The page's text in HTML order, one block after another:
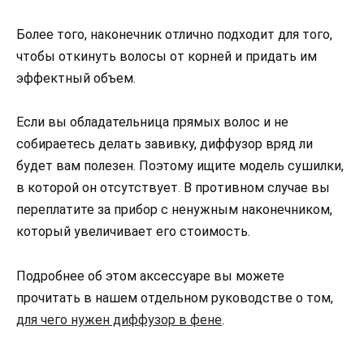
Более того, наконечник отлично подходит для того,
чтобы откинуть волосы от корней и придать им
эффектный объем.
Если вы обладательница прямых волос и не
собираетесь делать завивку, диффузор вряд ли
будет вам полезен. Поэтому ищите модель сушилки,
в которой он отсутствует. В противном случае вы
переплатите за прибор с ненужным наконечником,
который увеличивает его стоимость.
Подробнее об этом аксессуаре вы можете
прочитать в нашем отдельном руководстве о том,
для чего нужен диффузор в фене.